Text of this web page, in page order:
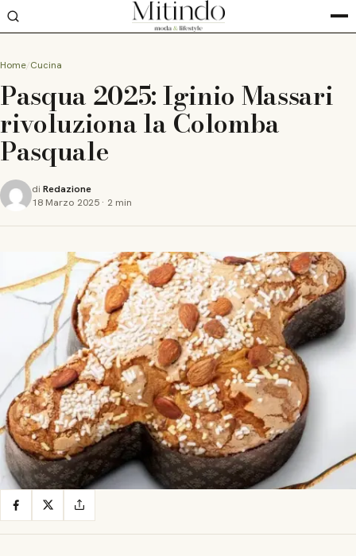
Home Cucina
Pasqua 2025: Iginio Massari
rivoluziona la Colomba
Pasquale
di Redazione
18 Marzo 2025 · 2 min